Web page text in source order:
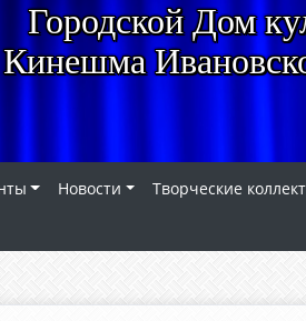
Городской Дом
Кинешма
Новости Творческие